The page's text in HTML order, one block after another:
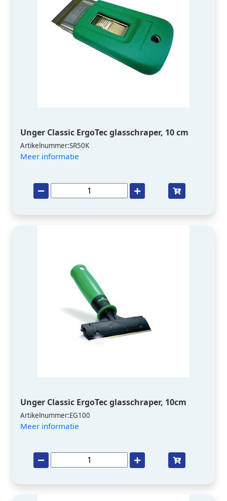
Unger Classic ErgoTec glasschraper, 10 cm
Artikelnummer:SR50K
Meer informatie
Unger Classic ErgoTec glasschraper, 10cm
Artikelnummer:EG100
Meer informatie